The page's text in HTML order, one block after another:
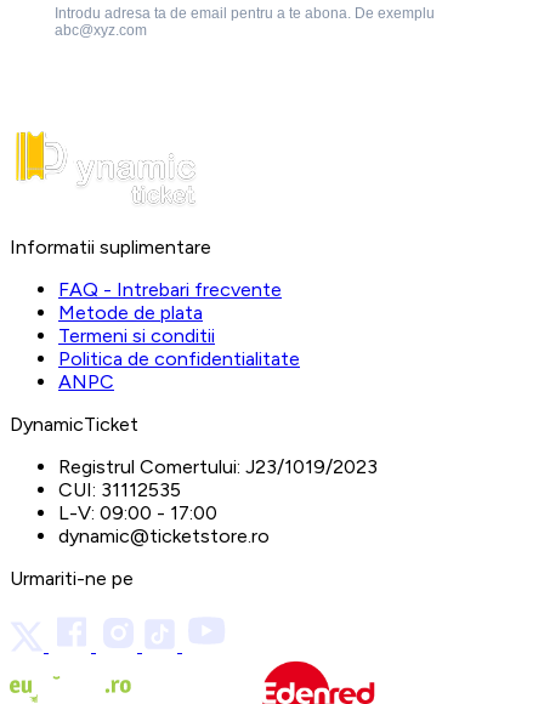
Introdu adresa ta de email pentru a te abona. De exemplu
abc@xyz.com
Informatii suplimentare
FAQ - Intrebari frecvente
Metode de plata
Termeni si conditii
Politica de confidentialitate
ANPC
DynamicTicket
Registrul Comertului: J23/1019/2023
CUI: 31112535
L-V: 09:00 - 17:00
dynamic@ticketstore.ro
Urmariti-ne pe